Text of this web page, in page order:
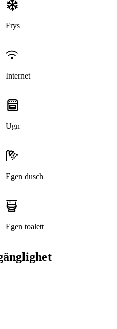
Frys
Internet
Ugn
Egen dusch
Egen toalett